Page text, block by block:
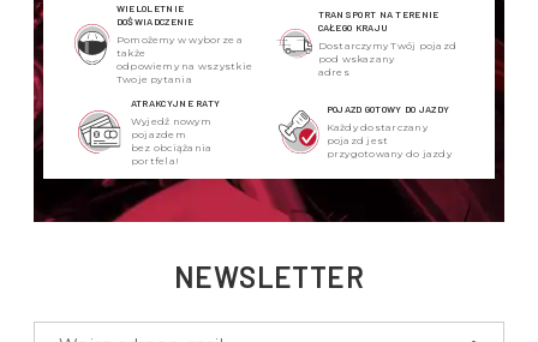
WIELOLETNIE
DOŚWIADCZENIE
Pomożemy w wyborze a
także
odpowiemy na wszystkie
Twoje pytania
TRANSPORT NA TERENIE
CAŁEGO KRAJU
Dostarczymy Twój pojazd
pod wskazany
adres
ATRAKCYJNE RATY
Wyjedź nowym
pojazdem
bez obciążania
portfela!
POJAZD GOTOWY DO JAZDY
Każdy dostarczany
pojazd jest
przygotowany do jazdy
NEWSLETTER